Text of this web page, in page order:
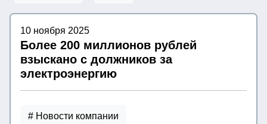
10 ноября 2025
Более 200 миллионов рублей
взыскано с должников за
электроэнергию
# Новости компании